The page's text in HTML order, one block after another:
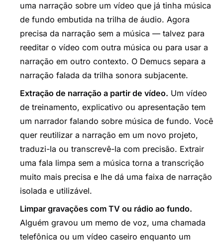
uma narração sobre um vídeo que já tinha música
de fundo embutida na trilha de áudio. Agora
precisa da narração sem a música — talvez para
reeditar o vídeo com outra música ou para usar a
narração em outro contexto. O Demucs separa a
narração falada da trilha sonora subjacente.
Extração de narração a partir de vídeo. Um vídeo
de treinamento, explicativo ou apresentação tem
um narrador falando sobre música de fundo. Você
quer reutilizar a narração em um novo projeto,
traduzi-la ou transcrevê-la com precisão. Extrair
uma fala limpa sem a música torna a transcrição
muito mais precisa e lhe dá uma faixa de narração
isolada e utilizável.
Limpar gravações com TV ou rádio ao fundo.
Alguém gravou um memo de voz, uma chamada
telefônica ou um vídeo caseiro enquanto um